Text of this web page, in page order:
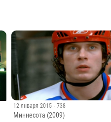
12 января 2015 · 738
Миннесота (2009)